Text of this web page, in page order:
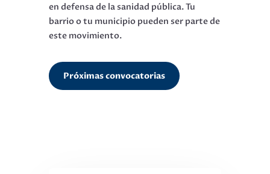
en defensa de la sanidad pública. Tu
barrio o tu municipio pueden ser parte de
este movimiento.
Próximas convocatorias